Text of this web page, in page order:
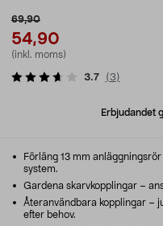
69,90
54,90
(inkl. moms)
3.7 (3)
Erbjudandet
Förläng 13 mm
system.
Gardena skarvkopplingar –
Återanvändbara kopplingar –
efter behov.